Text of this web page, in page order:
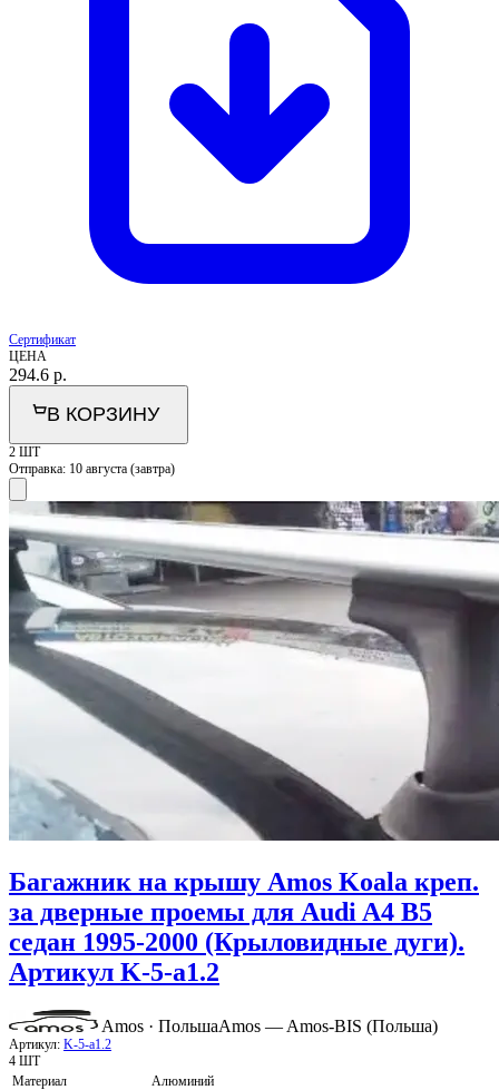
Сертификат
ЦЕНА
294.6 р.
В КОРЗИНУ
2 ШТ
Отправка: 10 августа (завтра)
Багажник на крышу Amos Koala креп.
за дверные проемы для Audi A4 B5
седан 1995-2000 (Крыловидные дуги).
Артикул K-5-a1.2
Amos · ПольшаAmos — Amos-BIS (Польша)
Артикул: K-5-a1.2
4 ШТ
Материал
Алюминий